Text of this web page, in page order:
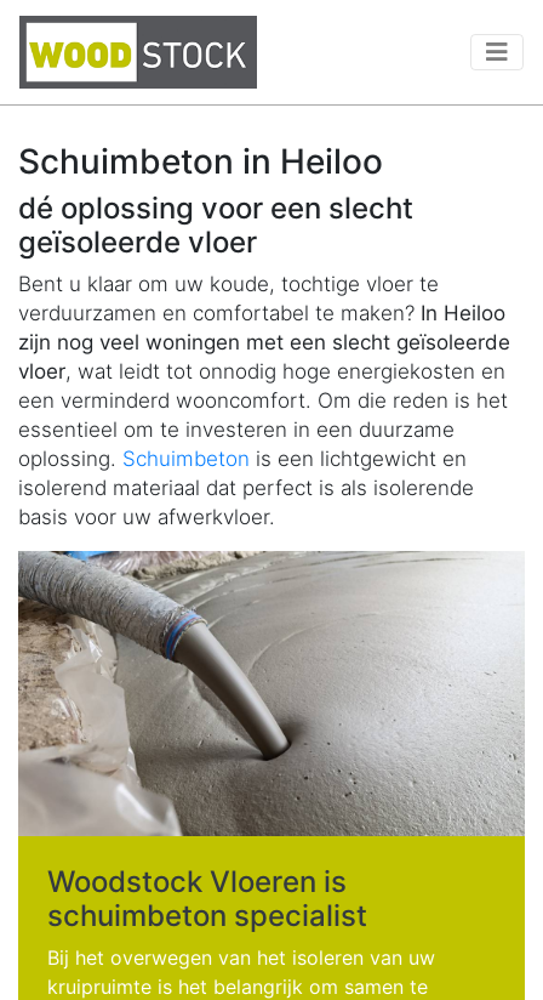
Schuimbeton in Heiloo
dé oplossing voor een slecht
geïsoleerde vloer
Bent u klaar om uw koude, tochtige vloer te
verduurzamen en comfortabel te maken? In Heiloo
zijn nog veel woningen met een slecht geïsoleerde
vloer, wat leidt tot onnodig hoge energiekosten en
een verminderd wooncomfort. Om die reden is het
essentieel om te investeren in een duurzame
oplossing. Schuimbeton is een lichtgewicht en
isolerend materiaal dat perfect is als isolerende
basis voor uw afwerkvloer.
Woodstock Vloeren is
schuimbeton specialist
Bij het overwegen van het isoleren van uw
kruipruimte is het belangrijk om samen te